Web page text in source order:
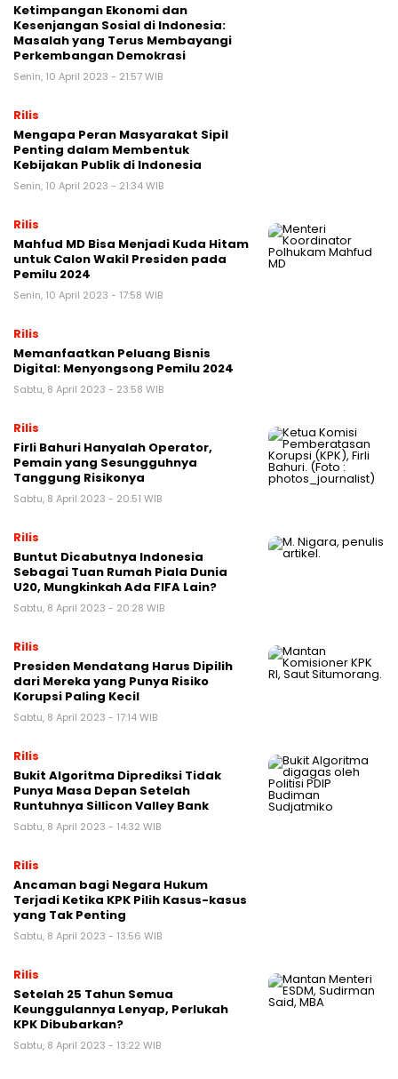
Ketimpangan Ekonomi dan
Kesenjangan Sosial di Indonesia:
Masalah yang Terus Membayangi
Perkembangan Demokrasi
Senin, 10 April 2023 - 21:57 WIB
Rilis
Mengapa Peran Masyarakat Sipil
Penting dalam Membentuk
Kebijakan Publik di Indonesia
Senin, 10 April 2023 - 21:34 WIB
Rilis
Mahfud MD Bisa Menjadi Kuda Hitam
untuk Calon Wakil Presiden pada
Pemilu 2024
Senin, 10 April 2023 - 17:58 WIB
Rilis
Memanfaatkan Peluang Bisnis
Digital: Menyongsong Pemilu 2024
Sabtu, 8 April 2023 - 23:58 WIB
Rilis
Firli Bahuri Hanyalah Operator,
Pemain yang Sesungguhnya
Tanggung Risikonya
Sabtu, 8 April 2023 - 20:51 WIB
Rilis
Buntut Dicabutnya Indonesia
Sebagai Tuan Rumah Piala Dunia
U20, Mungkinkah Ada FIFA Lain?
Sabtu, 8 April 2023 - 20:28 WIB
Rilis
Presiden Mendatang Harus Dipilih
dari Mereka yang Punya Risiko
Korupsi Paling Kecil
Sabtu, 8 April 2023 - 17:14 WIB
Rilis
Bukit Algoritma Diprediksi Tidak
Punya Masa Depan Setelah
Runtuhnya Sillicon Valley Bank
Sabtu, 8 April 2023 - 14:32 WIB
Rilis
Ancaman bagi Negara Hukum
Terjadi Ketika KPK Pilih Kasus-kasus
yang Tak Penting
Sabtu, 8 April 2023 - 13:56 WIB
Rilis
Setelah 25 Tahun Semua
Keunggulannya Lenyap, Perlukah
KPK Dibubarkan?
Sabtu, 8 April 2023 - 13:22 WIB